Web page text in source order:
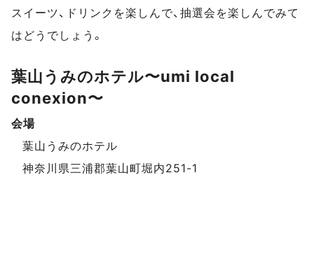
スイーツ、ドリンクを楽しんで、抽選会を楽しんでみて
はどうでしょう。
イベントデータ
葉山うみのホテル〜umi local
conexion〜
会場
葉山うみのホテル
神奈川県三浦郡葉山町堀内251-1